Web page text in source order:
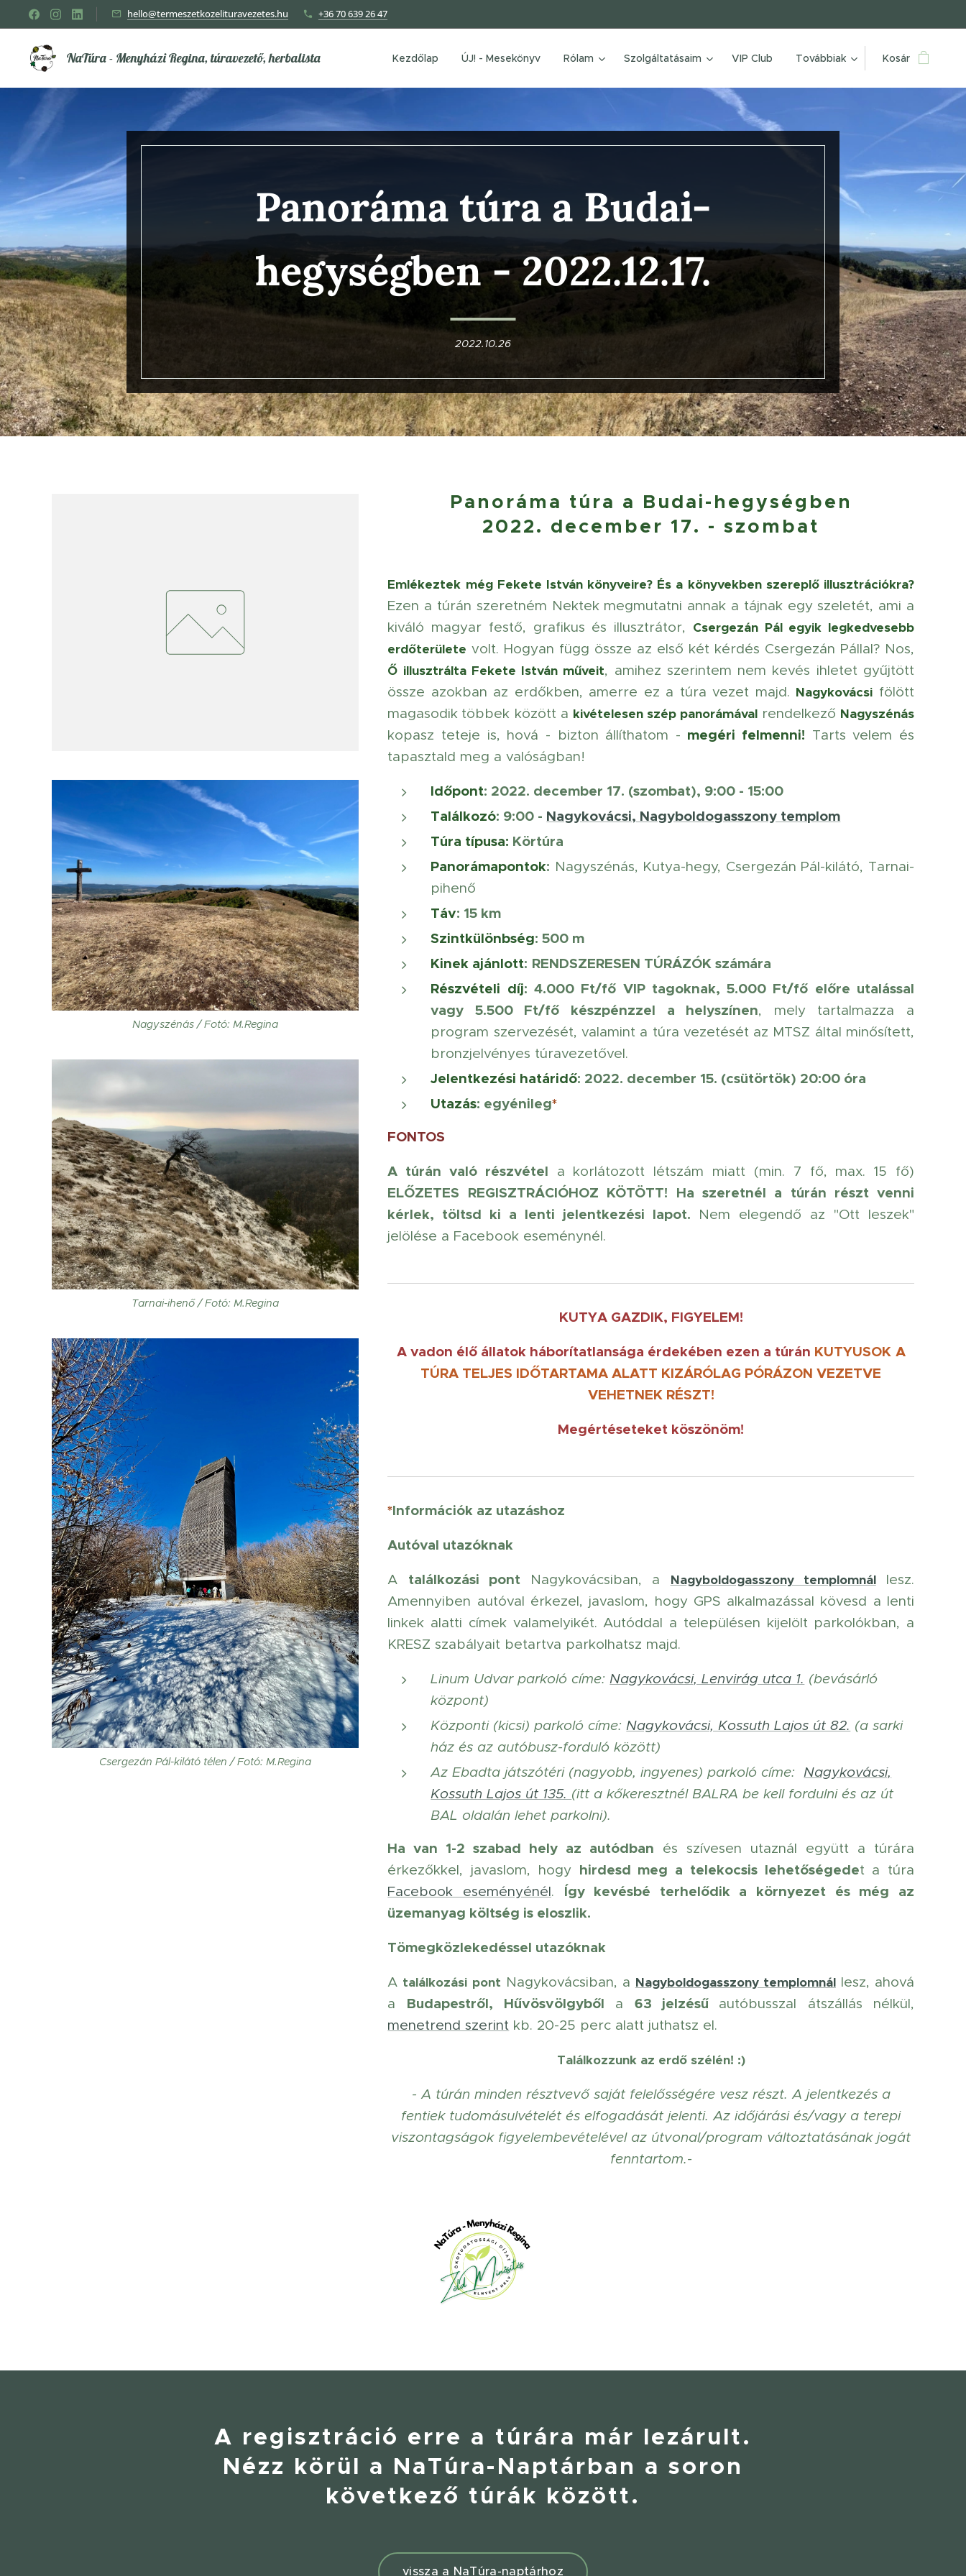
hello@termeszetkozelituravezetes.hu +36 70 639 26 47
NaTúra - Menyházi Regina, túravezető, herbalista Kezdőlap ÚJ! - Mesekönyv Rólam Szolgáltatásaim VIP Club Továbbiak Kosár
Panoráma túra a Budai-
hegységben- 2022.12.17.
2022.10.26
Nagyszénás / Fotó: M.Regina
Tarnai-ihenő / Fotó: M.Regina
Csergezán Pál-kilátó télen / Fotó: M.Regina
Panoráma túra a Budai-hegységben
2022. december 17. - szombat
Emlékeztek még Fekete István könyveire? És a könyvekben szereplő illusztrációkra?
Ezen a túrán szeretném Nektek megmutatni annak a tájnak egy szeletét, ami a
kiváló magyar festő, grafikus és illusztrátor, Csergezán Pál egyik legkedvesebb
erdőterülete volt. Hogyan függ össze az első két kérdés Csergezán Pállal? Nos,
Ő illusztrálta Fekete István műveit, amihez szerintem nem kevés ihletet gyűjtött
össze azokban az erdőkben, amerre ez a túra vezet majd. Nagykovácsi fölött
magasodik többek között a kivételesen szép panorámával rendelkező Nagyszénás
kopasz teteje is, hová - bizton állíthatom - megéri felmenni! Tarts velem és
tapasztald meg a valóságban!
Időpont: 2022. december 17. (szombat), 9:00 - 15:00
Találkozó: 9:00 - Nagykovácsi, Nagyboldogasszony templom
Túra típusa: Körtúra
Panorámapontok: Nagyszénás, Kutya-hegy, Csergezán Pál-kilátó, Tarnai-
pihenő
Táv: 15 km
Szintkülönbség: 500 m
Kinek ajánlott: RENDSZERESEN TÚRÁZÓK számára
Részvételi díj: 4.000 Ft/fő VIP tagoknak,5.000 Ft/fő előre utalással
vagy 5.500 Ft/fő készpénzzel a helyszínen, mely tartalmazza a
program szervezését, valamint a túra vezetését az MTSZ által minősített,
bronzjelvényes túravezetővel.
Jelentkezési határidő: 2022. december 15. (csütörtök) 20:00 óra
Utazás: egyénileg*
FONTOS
A túrán való részvétel a korlátozott létszám miatt (min. 7 fő, max. 15 fő)
ELŐZETES REGISZTRÁCIÓHOZ KÖTÖTT! Ha szeretnél a túrán részt venni
kérlek, töltsd ki a lenti jelentkezési lapot. Nem elegendő az "Ott leszek"
jelölése a Facebook eseménynél.
KUTYA GAZDIK, FIGYELEM!
A vadon élő állatok háborítatlansága érdekében ezen a túrán KUTYUSOK A
TÚRA TELJES IDŐTARTAMA ALATT KIZÁRÓLAG PÓRÁZON VEZETVE
VEHETNEK RÉSZT!
Megértéseteket köszönöm!
*Információk az utazáshoz
Autóval utazóknak
A találkozási pontNagykovácsiban, a Nagyboldogasszony templomnállesz.
Amennyiben autóval érkezel, javaslom, hogy GPS alkalmazással kövesd a lenti
linkek alatti címek valamelyikét. Autóddal a településen kijelölt parkolókban, a
KRESZ szabályait betartva parkolhatsz majd.
Linum Udvar parkoló címe:Nagykovácsi, Lenvirág utca 1. (bevásárló
központ)
Központi (kicsi) parkoló címe:Nagykovácsi, Kossuth Lajos út 82. (a sarki
ház és az autóbusz-forduló között)
Az Ebadta játszótéri (nagyobb, ingyenes) parkoló címe:Nagykovácsi,
Kossuth Lajos út 135. (itt a kőkeresztnél BALRA be kell fordulni és az út
BAL oldalán lehet parkolni).
Ha van 1-2 szabad hely az autódban és szívesen utaznál együtt a túrára
érkezőkkel, javaslom, hogy hirdesd meg a telekocsis lehetőségedet a túra
Facebook eseményénél. Így kevésbé terhelődik a környezet és még az
üzemanyag költség is eloszlik.
Tömegközlekedéssel utazóknak
A találkozási pont Nagykovácsiban, a Nagyboldogasszony templomnállesz, ahová
a Budapestről, Hűvösvölgyből a 63 jelzésű autóbusszal átszállás nélkül,
menetrend szerint kb. 20-25 perc alatt juthatsz el.
Találkozzunk az erdő szélén! :)
- A túrán minden résztvevő saját felelősségére vesz részt. A jelentkezés a
fentiek tudomásulvételét és elfogadását jelenti. Az időjárási és/vagy a terepi
viszontagságok figyelembevételével az útvonal/program változtatásának jogát
fenntartom.-
A regisztráció erre a túrára már lezárult.
Nézz körül a NaTúra-Naptárban a soron
következő túrák között.
vissza a NaTúra-naptárhoz